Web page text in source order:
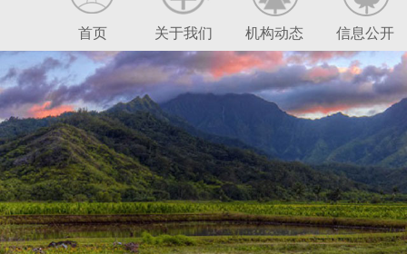
首页 关于我们 机构动态 信息公开